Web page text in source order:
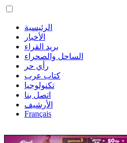
الرئيسية
الأخبار
بريد القراء
الساحل والصحراء
رأي حر
كتاب عرب
تكنولوجيا
اتصل بنا
الأرشيف
Français